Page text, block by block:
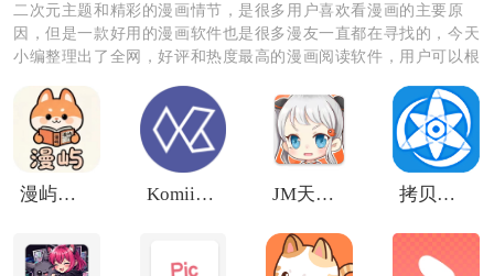
2、在侧边菜单中找到“图源管理”选项，点击进入图源设
置页面。
二次元主题和精彩的漫画情节，是很多用户喜欢看漫画的主要原
因，但是一款好用的漫画软件也是很多漫友一直都在寻找的，今天
小编整理出了全网，好评和热度最高的漫画阅读软件，用户可以根
度，都会带给你全新的追漫体验！
漫屿纯净版 Komiic Lite JM天堂安装包1.7.5 拷贝漫画免费阅读